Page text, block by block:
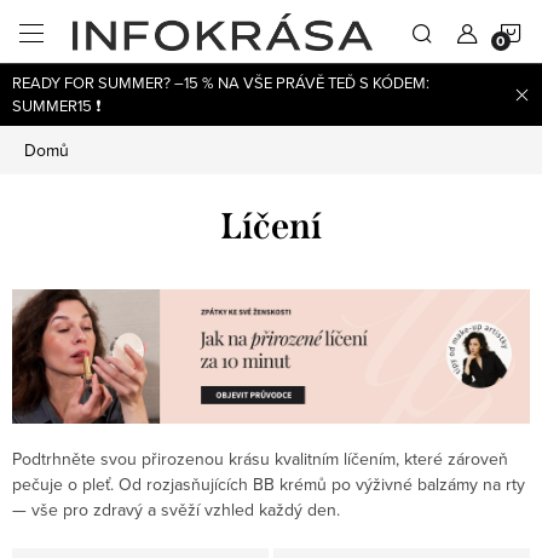
obsah
READY FOR SUMMER? –15 % NA VŠE PRÁVĚ TEĎ S KÓDEM:
SUMMER15 ❗
Domů
Líčení
Podtrhněte svou přirozenou krásu kvalitním líčením, které zároveň
pečuje o pleť. Od rozjasňujících BB krémů po výživné balzámy na rty
— vše pro zdravý a svěží vzhled každý den.